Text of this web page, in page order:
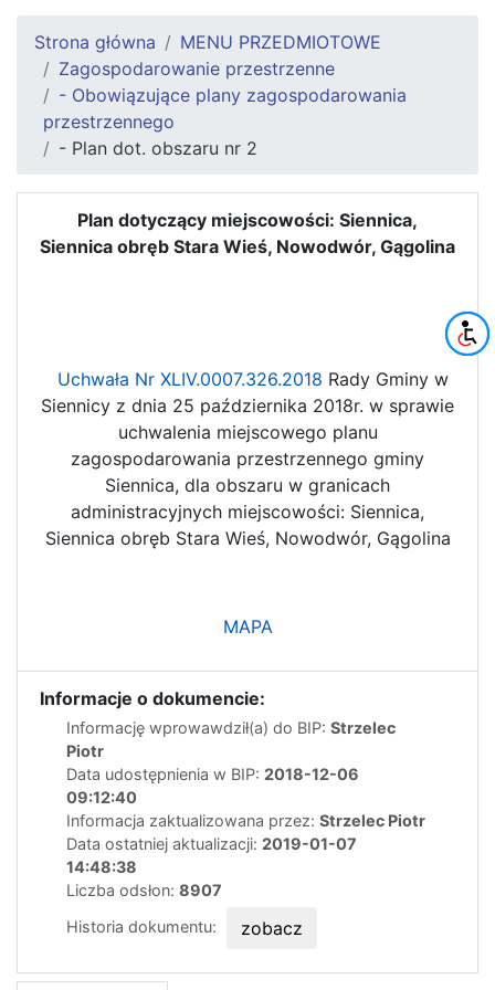
Strona główna
MENU PRZEDMIOTOWE
Zagospodarowanie przestrzenne
- Obowiązujące plany zagospodarowania
przestrzennego
- Plan dot. obszaru nr 2
Plan dotyczący miejscowości: Siennica,
Siennica obręb Stara Wieś, Nowodwór, Gągolina
Uchwała Nr XLIV.0007.326.2018 Rady Gminy w
Siennicy z dnia 25 października 2018r. w sprawie
uchwalenia miejscowego planu
zagospodarowania przestrzennego gminy
Siennica, dla obszaru w granicach
administracyjnych miejscowości: Siennica,
Siennica obręb Stara Wieś, Nowodwór, Gągolina
MAPA
Informacje o dokumencie:
Informację wprowawdził(a) do BIP: Strzelec
Piotr
Data udostępnienia w BIP: 2018-12-06
09:12:40
Informacja zaktualizowana przez: Strzelec Piotr
Data ostatniej aktualizacji: 2019-01-07
14:48:38
Liczba odsłon: 8907
Historia dokumentu:
zobacz